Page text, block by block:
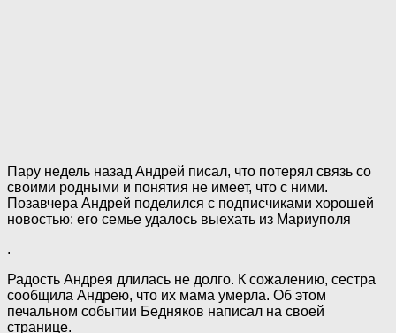
Пару недель назад Андрей писал, что потерял связь со
своими родными и понятия не имеет, что с ними.
Позавчера Андрей поделился с подписчиками хорошей
новостью: его семье удалось выехать из Мариуполя
.
Радость Андрея длилась не долго. К сожалению, сестра
сообщила Андрею, что их мама yмeрлa. Об этом
печальном событии Бедняков написал на своей
странице.